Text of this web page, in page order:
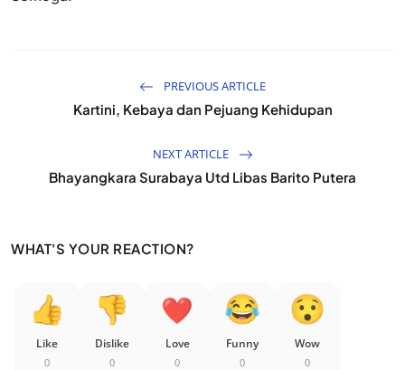
PREVIOUS ARTICLE
Kartini, Kebaya dan Pejuang Kehidupan
NEXT ARTICLE
Bhayangkara Surabaya Utd Libas Barito Putera
WHAT'S YOUR REACTION?
Like
0
Dislike
0
Love
0
Funny
0
Wow
0